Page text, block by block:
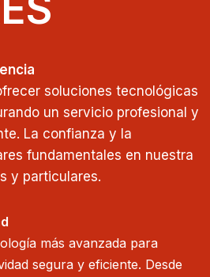
soluciones tecnológicas
un servicio profesional y
La confianza y la
fundamentales en nuestra
y particulares.
más avanzada para
segura y eficiente. Desde